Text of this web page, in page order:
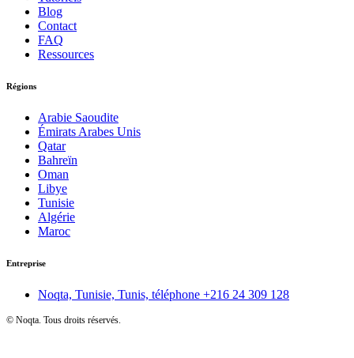
Blog
Contact
FAQ
Ressources
Régions
Arabie Saoudite
Émirats Arabes Unis
Qatar
Bahreïn
Oman
Libye
Tunisie
Algérie
Maroc
Entreprise
Noqta, Tunisie, Tunis, téléphone +216 24 309 128
© Noqta. Tous droits réservés.